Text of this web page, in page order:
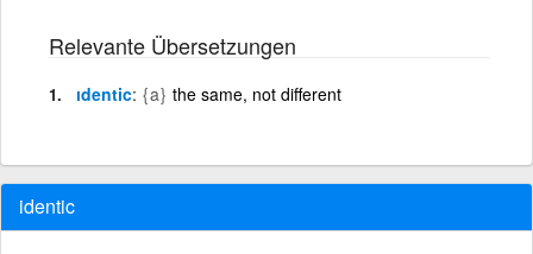
Relevante Übersetzungen
ıdentic {a} the same, not different
identic